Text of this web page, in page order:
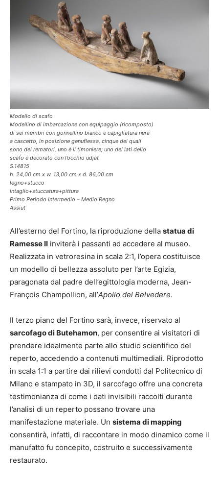
Modello di scafo
Modellino di imbarcazione con equipaggio (ricomposto)
di sei membri con gonnellino bianco e capigliatura nera
a cascetto, in posizione genuflessa, cinque dei quali
sono dei rematori, uno è il timoniere; uno dei lati dello
scafo è decorato con l’occhio udjat
S.14815
h. 24,00 cm x w. 13,00 cm x d. 86,00 cm
legno+stucco
intaglio+stuccatura+pittura
Primo Periodo Intermedio – Medio Regno
Assiut
All’esterno del Fortino, la riproduzione della statua di
Ramesse II inviterà i passanti ad accedere al museo.
Realizzata in vetroresina in scala 2:1, l’opera costituisce
un modello di bellezza assoluto per l’arte Egizia,
paragonata dal padre dell’egittologia moderna, Jean-
François Champollion, all’Apollo del Belvedere.
Il terzo piano del Fortino sarà, invece, riservato al
sarcofago di Butehamon, per consentire ai visitatori di
prendere idealmente parte allo studio scientifico del
reperto, accedendo a contenuti multimediali. Riprodotto
in scala 1:1 a partire dai rilievi condotti dal Politecnico di
Milano e stampato in 3D, il sarcofago offre una concreta
testimonianza di come i dati invisibili raccolti durante
l’analisi di un reperto possano trovare una
manifestazione materiale. Un sistema dimapping
consentirà, infatti, di raccontare in modo dinamico come il
manufatto fu concepito, costruito e successivamente
restaurato.